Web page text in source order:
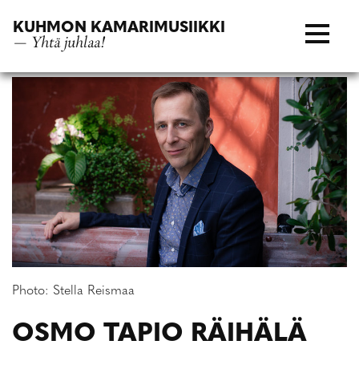
suoraan
KUHMON KAMARIMUSIIKKI
— Yhtä juhlaa!
Photo: Stella Reismaa
OSMO TAPIO RÄIHÄLÄ